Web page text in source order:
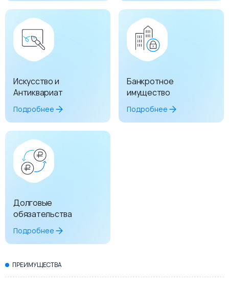
Искусство и
Антиквариат
Подробнее
Банкротное
имущество
Подробнее
Долговые
обязательства
Подробнее
ПРЕИМУЩЕСТВА